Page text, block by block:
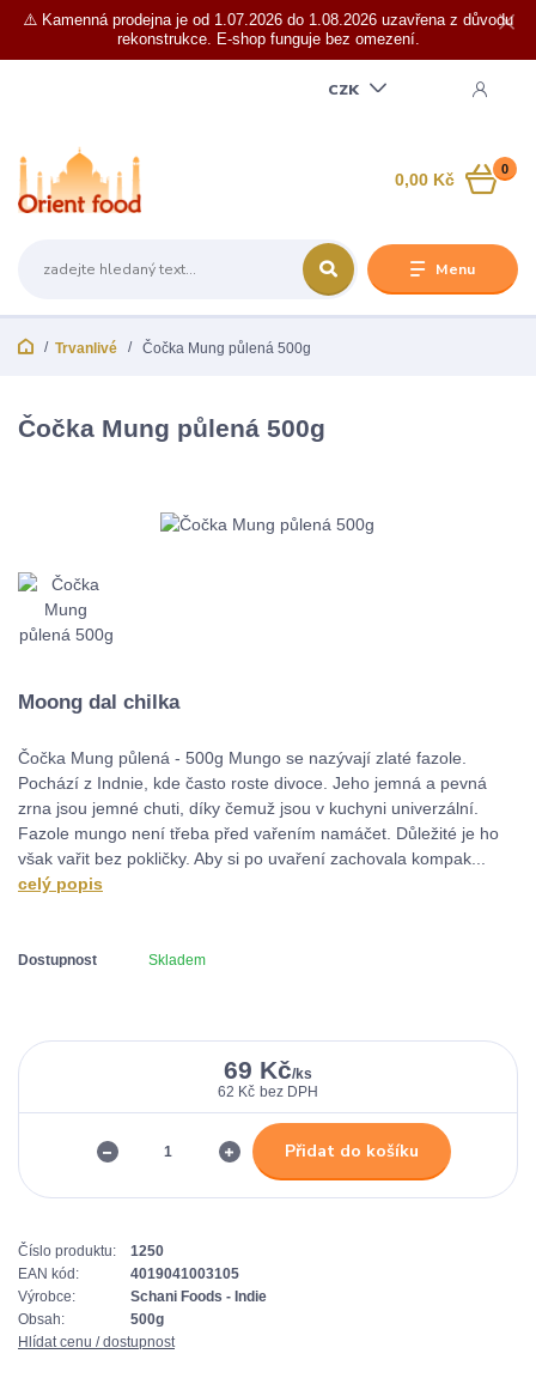
⚠️ Kamenná prodejna je od 1.07.2026 do 1.08.2026 uzavřena z důvodu
rekonstrukce. E-shop funguje bez omezení.
Menu
CZK
0
0,00 Kč
Trvanlivé Čočka Mung půlená 500g
Čočka Mung půlená 500g
Moong dal chilka
Čočka Mung půlená - 500g Mungo se nazývají zlaté fazole.
Pochází z Indnie, kde často roste divoce. Jeho jemná a pevná
zrna jsou jemné chuti, díky čemuž jsou v kuchyni univerzální.
Fazole mungo není třeba před vařením namáčet. Důležité je ho
však vařit bez pokličky. Aby si po uvaření zachovala kompak...
celý popis
Dostupnost Skladem
69 Kč/ks
62 Kč bez DPH
Přidat do košíku
Číslo produktu:
1250
EAN kód:
4019041003105
Výrobce:
Schani Foods - Indie
Obsah:
500g
Hlídat cenu / dostupnost